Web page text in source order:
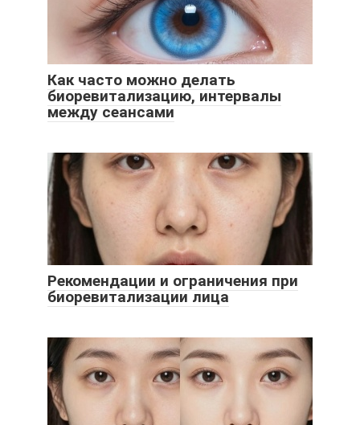
Как часто можно делать
биоревитализацию, интервалы
между сеансами
Рекомендации и ограничения при
биоревитализации лица